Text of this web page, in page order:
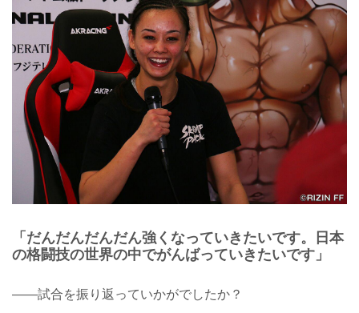
「だんだんだんだん強くなっていきたいです。日本
の格闘技の世界の中でがんばっていきたいです」
――試合を振り返っていかがでしたか？